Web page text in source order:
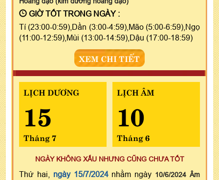
GIỜ TỐT TRONG NGÀY :
Tí (23:00-0:59),Dần (3:00-4:59),Mão (5:00-6:59),Ngọ
(11:00-12:59),Mùi (13:00-14:59),Dậu (17:00-18:59)
XEM CHI TIẾT
LỊCH DƯƠNG
15
Tháng 7
LỊCH ÂM
10
Tháng 6
NGÀY KHÔNG XẤU NHƯNG CŨNG CHƯA TỐT
Thứ hai, ngày 15/7/2024nhằm ngày 10/6/2024 Âm